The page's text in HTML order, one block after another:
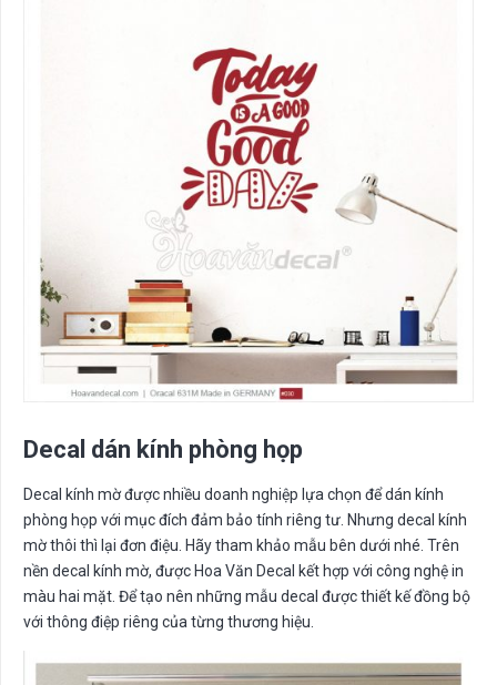
Decal dán kính phòng họp
Decal kính mờ được nhiều doanh nghiệp lựa chọn để dán kính
phòng họp với mục đích đảm bảo tính riêng tư. Nhưng decal kính
mờ thôi thì lại đơn điệu. Hãy tham khảo mẫu bên dưới nhé. Trên
nền decal kính mờ, được Hoa Văn Decal kết hợp với công nghệ in
màu hai mặt. Để tạo nên những mẫu decal được thiết kế đồng bộ
với thông điệp riêng của từng thương hiệu.